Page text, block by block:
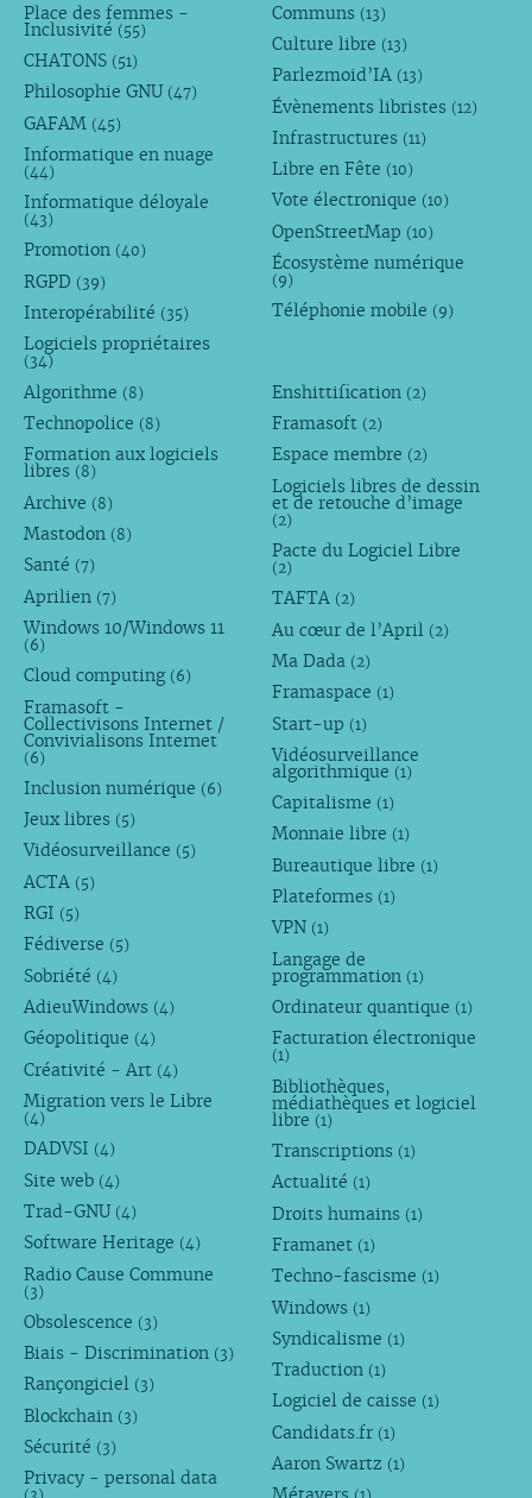
Place des femmes -
Inclusivité (55)
CHATONS (51)
Philosophie GNU (47)
GAFAM (45)
Informatique en nuage
(44)
Informatique déloyale
(43)
Promotion (40)
RGPD (39)
Interopérabilité (35)
Logiciels propriétaires
(34)
Communs (13)
Culture libre (13)
Parlezmoid’IA (13)
Évènements libristes (12)
Infrastructures (11)
Libre en Fête (10)
Vote électronique (10)
OpenStreetMap (10)
Écosystème numérique
(9)
Téléphonie mobile (9)
Algorithme (8)
Technopolice (8)
Formation aux logiciels
libres (8)
Archive (8)
Mastodon (8)
Santé (7)
Aprilien (7)
Windows 10/Windows 11
(6)
Cloud computing (6)
Framasoft -
Collectivisons Internet /
Convivialisons Internet
(6)
Inclusion numérique (6)
Jeux libres (5)
Vidéosurveillance (5)
ACTA (5)
RGI (5)
Fédiverse (5)
Sobriété (4)
AdieuWindows (4)
Géopolitique (4)
Créativité - Art (4)
Migration vers le Libre
(4)
DADVSI (4)
Site web (4)
Trad-GNU (4)
Software Heritage (4)
Radio Cause Commune
(3)
Obsolescence (3)
Biais - Discrimination (3)
Rançongiciel (3)
Blockchain (3)
Sécurité (3)
Privacy - personal data
Enshittification (2)
Framasoft (2)
Espace membre (2)
Logiciels libres de dessin
et de retouche d’image
(2)
Pacte du Logiciel Libre
(2)
TAFTA (2)
Au cœur de l’April (2)
Ma Dada (2)
Framaspace (1)
Start-up (1)
Vidéosurveillance
algorithmique (1)
Capitalisme (1)
Monnaie libre (1)
Bureautique libre (1)
Plateformes (1)
VPN (1)
Langage de
programmation (1)
Ordinateur quantique (1)
Facturation électronique
(1)
Bibliothèques,
médiathèques et logiciel
libre (1)
Transcriptions (1)
Actualité (1)
Droits humains (1)
Framanet (1)
Techno-fascisme (1)
Windows (1)
Syndicalisme (1)
Traduction (1)
Logiciel de caisse (1)
Candidats.fr (1)
Aaron Swartz (1)